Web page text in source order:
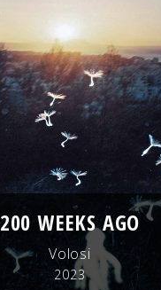
200 WEEKS AGO
Volosi
2023